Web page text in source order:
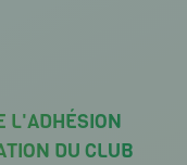
L'ADHÉSION
DU CLUB